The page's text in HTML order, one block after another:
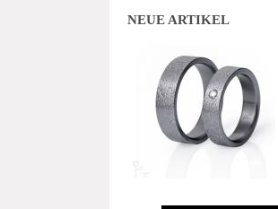
NEUE ARTIKEL